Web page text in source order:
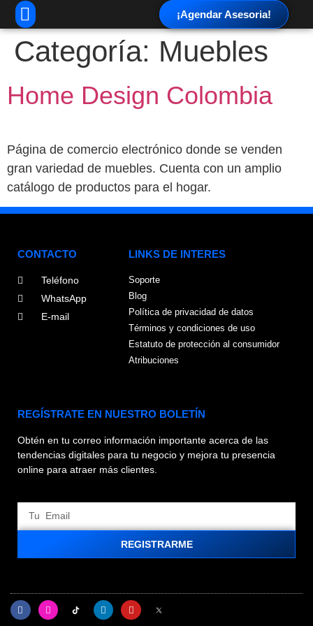
¡Agendar Asesoria!
Categoría: Muebles
Home Design Colombia
Página de comercio electrónico donde se venden
gran variedad de muebles. Cuenta con un amplio
catálogo de productos para el hogar.
CONTACTO
Teléfono
WhatsApp
E-mail
LINKS DE INTERES
Soporte
Blog
Política de privacidad de datos
Términos y condiciones de uso
Estatuto de protección al consumidor
Atribuciones
REGÍSTRATE EN NUESTRO BOLETÍN
Obtén en tu correo información importante acerca de las
tendencias digitales para tu negocio y mejora tu presencia
online para atraer más clientes.
REGISTRARME